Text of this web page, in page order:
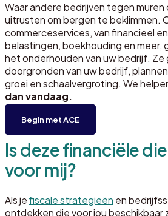
Waar andere bedrijven tegen muren
uitrusten om bergen te beklimmen.
commerceservices, van financieel
belastingen, boekhouding en meer,
het onderhouden van uw bedrijf. Ze
doorgronden van uw bedrijf,
groei en schaalvergroting. We
dan vandaag.
Begin met ACE
Is deze financiële
voor mij?
Als jefiscale strategieën en
ontdekken die voor jou beschikbaar